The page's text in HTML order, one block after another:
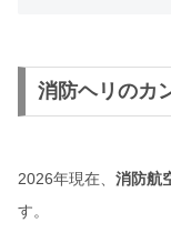
消防ヘリのカ
2026年現在、 消防航
す。